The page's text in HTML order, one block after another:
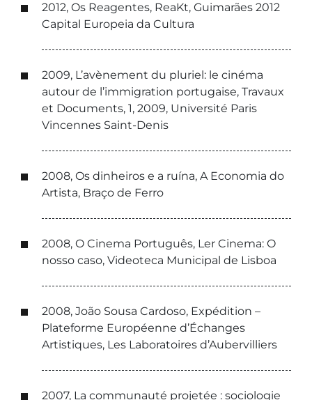
2012, Os Reagentes, ReaKt, Guimarães 2012
Capital Europeia da Cultura
2009, L’avènement du pluriel: le cinéma
autour de l’immigration portugaise, Travaux
et Documents, 1, 2009, Université Paris
Vincennes Saint-Denis
2008, Os dinheiros e a ruína, A Economia do
Artista, Braço de Ferro
2008, O Cinema Português, Ler Cinema: O
nosso caso, Videoteca Municipal de Lisboa
2008, João Sousa Cardoso, Expédition –
Plateforme Européenne d’Échanges
Artistiques, Les Laboratoires d’Aubervilliers
2007, La communauté projetée : sociologie